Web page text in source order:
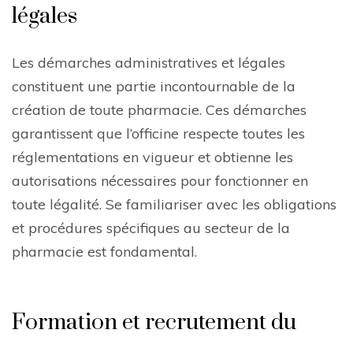
légales
Les démarches administratives et légales
constituent une partie incontournable de la
création de toute pharmacie. Ces démarches
garantissent que l’officine respecte toutes les
réglementations en vigueur et obtienne les
autorisations nécessaires pour fonctionner en
toute légalité. Se familiariser avec les obligations
et procédures spécifiques au secteur de la
pharmacie est fondamental.
Formation et recrutement du